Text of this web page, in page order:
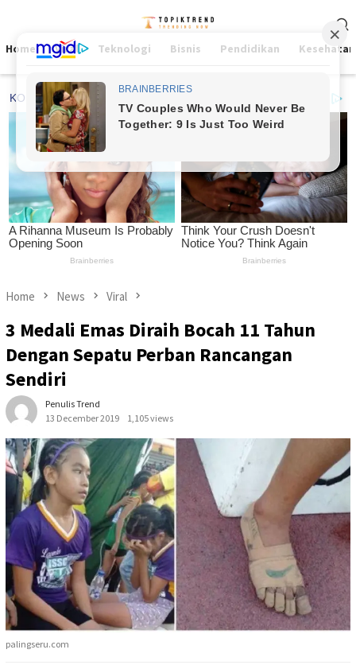
contentMenu
Home Viral Teknologi Bisnis Pendidikan Kesehatan
Home News Viral
3 Medali Emas Diraih Bocah 11 Tahun
Dengan Sepatu Perban Rancangan
Sendiri
Penulis Trend
13 December 2019
1,105 views
palingseru.com